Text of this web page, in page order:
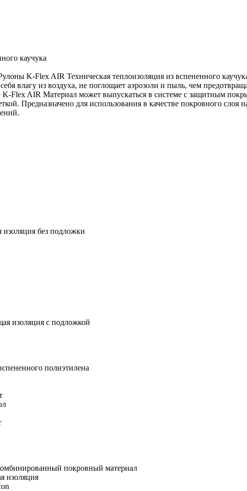
каучука
K-Flex AIR Техническая теплоизоляция из вспененного
влагу из воздуха, не поглощает аэрозоли и пыль, чем
Flex AIR Материал может выпускаться в системе c защитным
Предназначено для использования в качестве покровного
без подложки
изоляция с подложкой
полиэтилена
покровный материал
изоляция